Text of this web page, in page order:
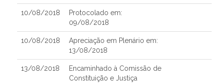
10/08/2018
Protocolado em:
09/08/2018
10/08/2018
Apreciação em Plenário em:
13/08/2018
13/08/2018
Encaminhado à Comissão de
Constituição e Justiça